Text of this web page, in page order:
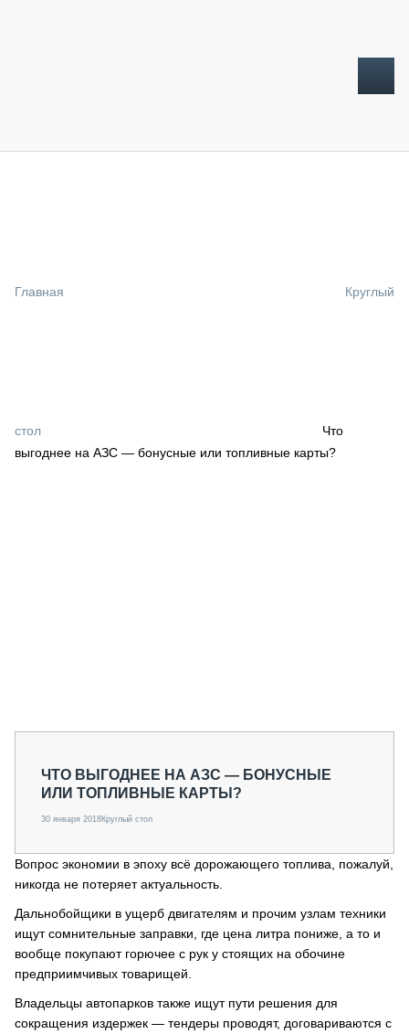
СПЕЦПРОЕКТЫ
Главная Круглый
стол
Что
выгоднее на АЗС — бонусные или топливные карты?
ЧТО ВЫГОДНЕЕ НА АЗС — БОНУСНЫЕ
ИЛИ ТОПЛИВНЫЕ КАРТЫ?
30 января 2018Круглый стол
Вопрос экономии в эпоху всё дорожающего топлива, пожалуй,
никогда не потеряет актуальность.
Дальнобойщики в ущерб двигателям и прочим узлам техники
ищут сомнительные заправки, где цена литра пониже, а то и
вообще покупают горючее с рук у стоящих на обочине
предприимчивых товарищей.
Владельцы автопарков также ищут пути решения для
сокращения издержек — тендеры проводят, договариваются с